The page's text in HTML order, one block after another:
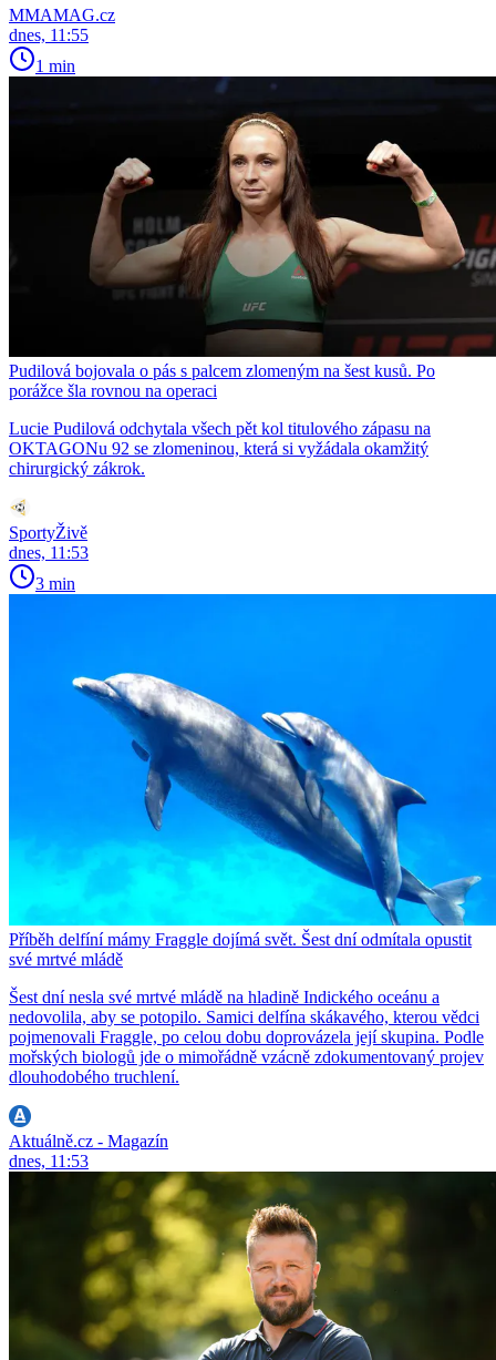
MMAMAG.cz
dnes, 11:55
1 min
Pudilová bojovala o pás s palcem zlomeným na šest kusů. Po
porážce šla rovnou na operaci
Lucie Pudilová odchytala všech pět kol titulového zápasu na
OKTAGONu 92 se zlomeninou, která si vyžádala okamžitý
chirurgický zákrok.
SportyŽivě
dnes, 11:53
3 min
Příběh delfíní mámy Fraggle dojímá svět. Šest dní odmítala opustit
své mrtvé mládě
Šest dní nesla své mrtvé mládě na hladině Indického oceánu a
nedovolila, aby se potopilo. Samici delfína skákavého, kterou vědci
pojmenovali Fraggle, po celou dobu doprovázela její skupina. Podle
mořských biologů jde o mimořádně vzácně zdokumentovaný projev
dlouhodobého truchlení.
Aktuálně.cz - Magazín
dnes, 11:53